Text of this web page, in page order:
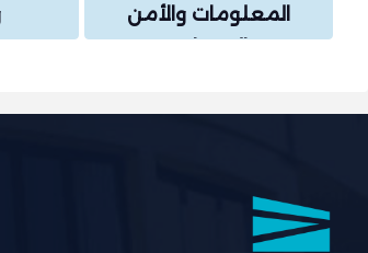
المعلومات والأمن
السيبراني